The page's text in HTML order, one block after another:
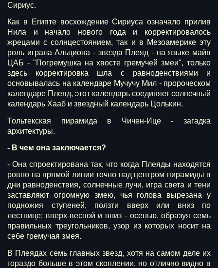
Сириус.
Как в Египте восхождение Сириуса означало прилив
Нила и начало нового года и корректировалось
жрецами с солнцестоянием, так и в Мезоамерике эту
роль играла Альциона - звезда Плеяд - на языке майя
ЦАБ - "Погремушка на хвосте гремучей змеи", только
здесь корректировка шла с равноденствиями и
основывалась на календаре Мучучу Мил - пророческом
календаре Плеяд, этот календарь соединяет солнечный
календарь Хааб и звездный календарь Цолькин.
Тольтекская пирамида в Чичен-Ице - загадка
архитектуры.
- В чем она заключается?
- Она спроектирована так, что когда Плеяды находятся
ровно на прямой линии точно над центром пирамиды в
дни равноденствия, солнечные лучи, игра света и тени
заставляют огромную змею, чья голова вырезана у
подножия ступеней, ползти вверх или вниз по
лестнице: вверх-весной и вниз - осенью, образуя семь
правильных треугольников, узор из которых носит на
себе гремучая змея.
В Плеядах семь главных звезд, хотя на самом деле их
гораздо больше в этом скоплении, но отлично видно в